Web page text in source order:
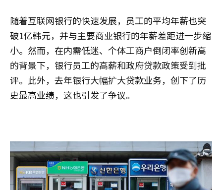
随着互联网银行的快速发展，员工的平均年薪也突
破1亿韩元，并与主要商业银行的年薪差距进一步缩
小。然而，在内需低迷、个体工商户倒闭率创新高
的背景下，银行员工的高薪和政府贷款政策受到批
评。此外，去年银行大幅扩大贷款业务，创下了历
史最高业绩，这也引发了争议。